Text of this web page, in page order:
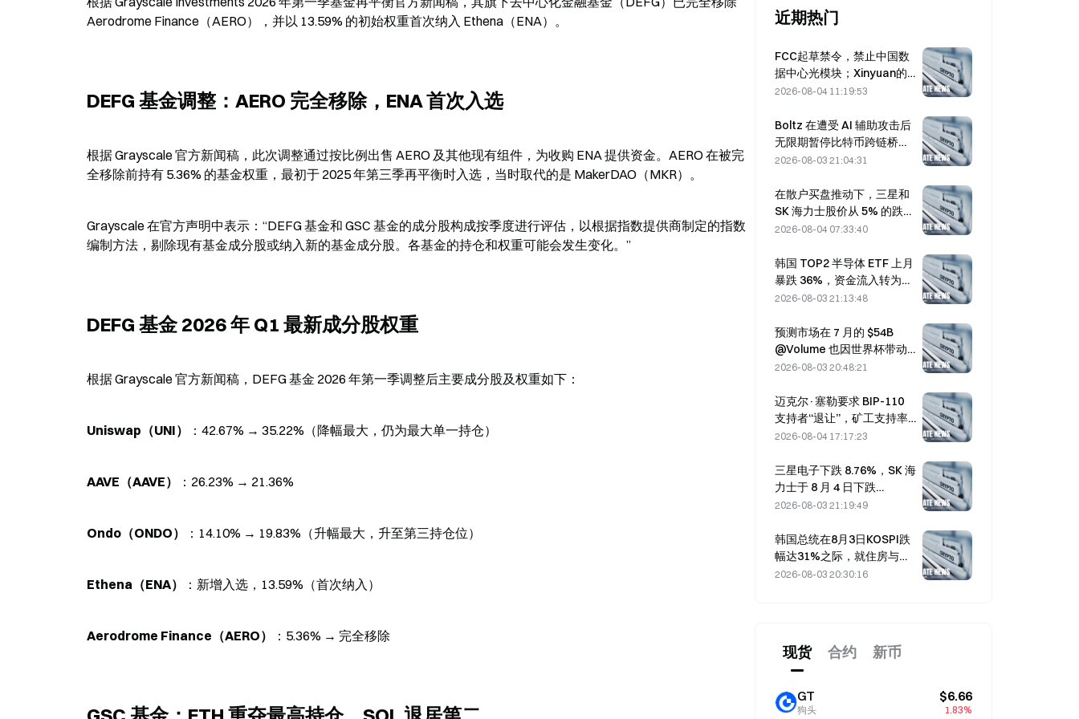
Aerodrome Finance（AERO），并以 13.59% 的初始权重首次纳入 Ethena（ENA）。
DEFG 基金调整：AERO 完全移除，ENA 首次入选
根据 Grayscale 官方新闻稿，此次调整通过按比例出售 AERO 及其他现有组件，为收购 ENA 提供资金。AERO 在被完
全移除前持有 5.36% 的基金权重，最初于 2025 年第三季再平衡时入选，当时取代的是 MakerDAO（MKR）。
Grayscale 在官方声明中表示：“DEFG 基金和 GSC 基金的成分股构成按季度进行评估，以根据指数提供商制定的指数
编制方法，剔除现有基金成分股或纳入新的基金成分股。各基金的持仓和权重可能会发生变化。”
DEFG 基金 2026 年 Q1 最新成分股权重
根据 Grayscale 官方新闻稿，DEFG 基金 2026 年第一季调整后主要成分股及权重如下：
Uniswap（UNI） ：42.67% → 35.22%（降幅最大，仍为最大单一持仓）
AAVE（AAVE） ：26.23% → 21.36%
Ondo（ONDO） ：14.10% → 19.83%（升幅最大，升至第三持仓位）
Ethena（ENA） ：新增入选，13.59%（首次纳入）
Aerodrome Finance（AERO） ：5.36% → 完全移除
近期热门
FCC起草禁令，禁止中国数
据中心光模块；Xinyuan的
市场份额面临27%的冲击
2026-08-04 11:19:53
Boltz 在遭受 AI 辅助攻击后
无限期暂停比特币跨链桥服
务
2026-08-03 21:04:31
在散户买盘推动下，三星和
SK 海力士股价从 5% 的跌幅
中反弹
2026-08-04 07:33:40
韩国 TOP2 半导体 ETF 上月
暴跌 36%，资金流入转为流
出
2026-08-03 21:13:48
预测市场在 7 月的 $54B
@Volume 也因世界杯带动
交易而达到热度
2026-08-03 20:48:21
迈克尔·塞勒要求 BIP-110
支持者“退让”，矿工支持率
停滞在 2.70%
2026-08-04 17:17:23
三星电子下跌 8.76%，SK 海
力士于 8 月 4 日下跌
8.79%，此前 7 月涨势强劲
2026-08-03 21:19:49
韩国总统在8月3日KOSPI跌
幅达31%之际，就住房与股
市召开为期7.5小时的紧急会
2026-08-03 20:30:16
现货 合约 新币
GT
狗头
$6.66
1.83%